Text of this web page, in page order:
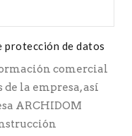
protección de datos
comercial
la empresa, así
ARCHIDOM